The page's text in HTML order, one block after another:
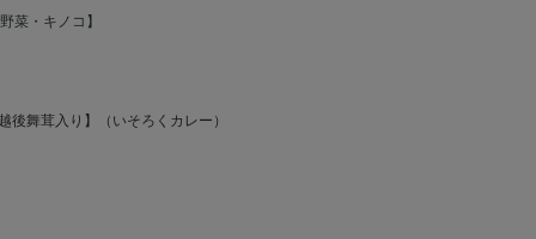
菜・キノコ】
舞茸入り】（いそろくカレー）